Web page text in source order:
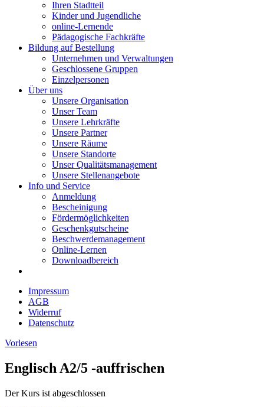
Ihren Stadtteil
Kinder und Jugendliche
online-Lernende
Pädagogische Fachkräfte
Bildung auf Bestellung
Unternehmen und Verwaltungen
Geschlossene Gruppen
Einzelpersonen
Über uns
Unsere Organisation
Unser Team
Unsere Lehrkräfte
Unsere Partner
Unsere Räume
Unsere Standorte
Unser Qualitätsmanagement
Unsere Stellenangebote
Info und Service
Anmeldung
Bescheinigung
Fördermöglichkeiten
Geschenkgutscheine
Beschwerdemanagement
Online-Lernen
Downloadbereich
Impressum
AGB
Widerruf
Datenschutz
Vorlesen
Englisch A2/5 -auffrischen
Der Kurs ist abgeschlossen